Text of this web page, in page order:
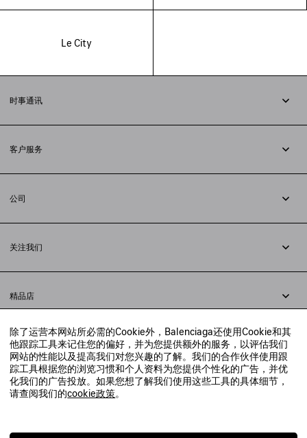
除了运营本网站所必需的Cookie外，Balenciaga还使用Cookie和其
他跟踪工具来记住您的偏好，并为您提供额外的服务，以评估我们
网站的性能以及提高我们对您兴趣的了解。我们的合作伙伴使用跟
踪工具根据您的浏览习惯和个人资料为您提供个性化的广告，并优
化我们的广告投放。如果您想了解我们使用这些工具的具体细节，
请查阅我们的cookie政策。
Le City
时事通讯
客户服务
配送方式
支付
常见问题解答
公司
法律问题
联合国世界粮食计划署
举报平台
关注我们
小红书
精品店
寻找附近的精品店
实时聊天客服
发送邮件
我们将在24小时内给予回复
联系我们：400-610-6018
© 2020 巴黎世家贸易（上海）有限公司